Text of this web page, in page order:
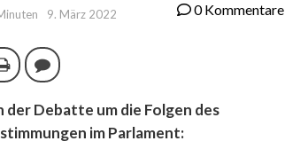
9. März 2022 0 Kommentare
DruckenKommentieren
Debatte um die Folgen des
im Parlament: